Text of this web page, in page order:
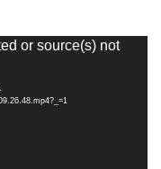
or source(s) not